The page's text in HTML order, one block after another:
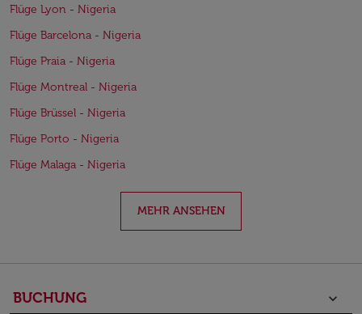
Flüge Lyon - Nigeria
Flüge Barcelona - Nigeria
Flüge Praia - Nigeria
Flüge Montreal - Nigeria
Flüge Brüssel - Nigeria
Flüge Porto - Nigeria
Flüge Malaga - Nigeria
MEHR ANSEHEN
BUCHUNG keyboard_arrow_down